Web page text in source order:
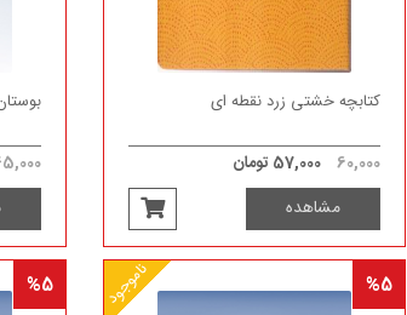
کتابچه خشتی زرد نقطه ای
60,000 57,000 تومان
مشاهده
%5 ناموجود %5